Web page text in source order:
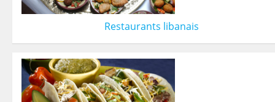
Restaurants libanais